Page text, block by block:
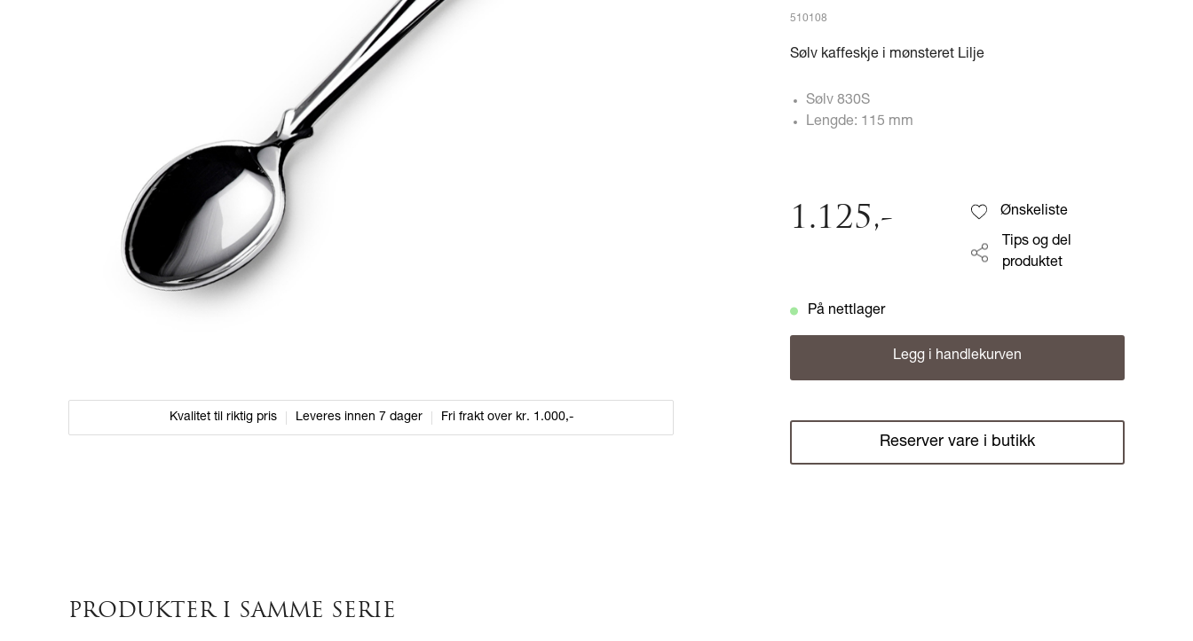
Kvalitet til riktig pris Leveres innen 7 dager Fri frakt over kr. 1.000,-
510108
Sølv kaffeskje i mønsteret Lilje
Sølv 830S
Lengde: 115 mm
1.125,- Ønskeliste
Tips og del
produktet
På nettlager
Legg i handlekurven
Reserver vare i butikk
PRODUKTER I SAMME SERIE